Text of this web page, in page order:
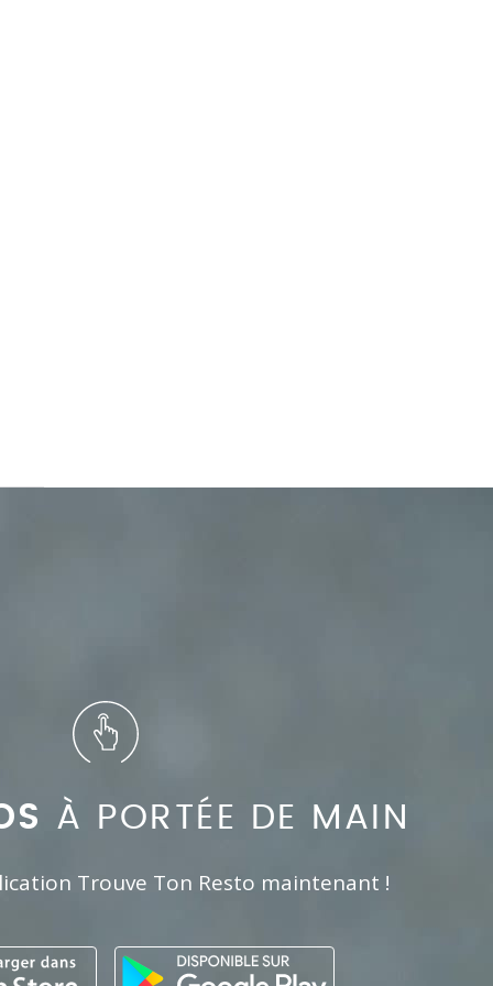
À PORTÉE DE MAIN
Trouve Ton Resto maintenant !